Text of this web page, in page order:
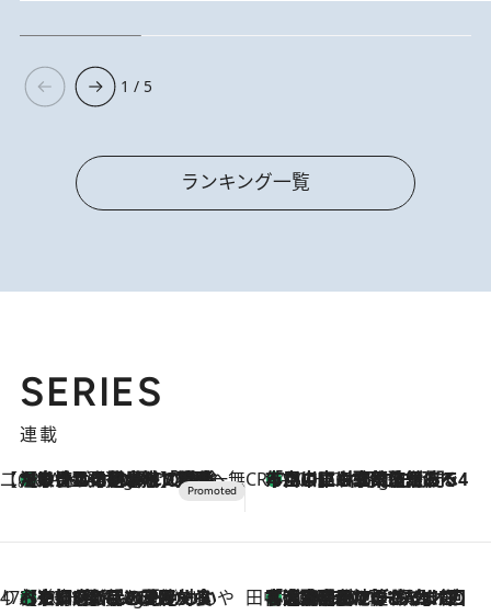
1 / 5
ランキング一覧
SERIES
連載
【CREA×星野リゾート】唯一無二。癒しと発見が待つ場所へ
8 Hours Ago
【トンボの足水浴】ヒノキの香りに包まれて涼感マックス！約13℃の湧水かけ流しを避暑地「星野温泉 トンボの湯」で体験 CREA'S CHOICE
10 Hours Ago
「立川にも歌舞伎があるんだよ」 片岡仁左衛門・市川中車ら豪華座組みで4年目の立川立飛歌舞伎へ
47都道府県の手みやげ ひんやりスイーツで夏を満喫
10 Hours Ago
【京都府】この夏絶対食べたい 冷やしておいしいおやつ3選 ひと口目から心を掴む新緑のテリーヌ 田中稲の勝手に再ブーム
2026.8.7
「湘南乃風に憧れて」観客大盛上がりの“タオル回し”に、ラッパー顔負けの高速歌唱まで…さだまさし（74）のアグレッシブすぎる現在地